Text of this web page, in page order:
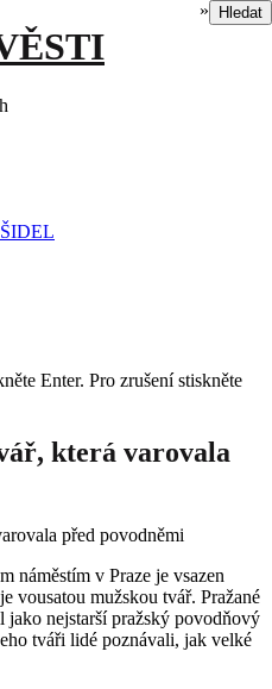
» Hledat
Enter. Pro zrušení stiskněte
která varovala
náměstím v Praze je vsazen
vousatou mužskou tvář. Pražané
jako nejstarší pražský povodňový
tváři lidé poznávali, jak velké